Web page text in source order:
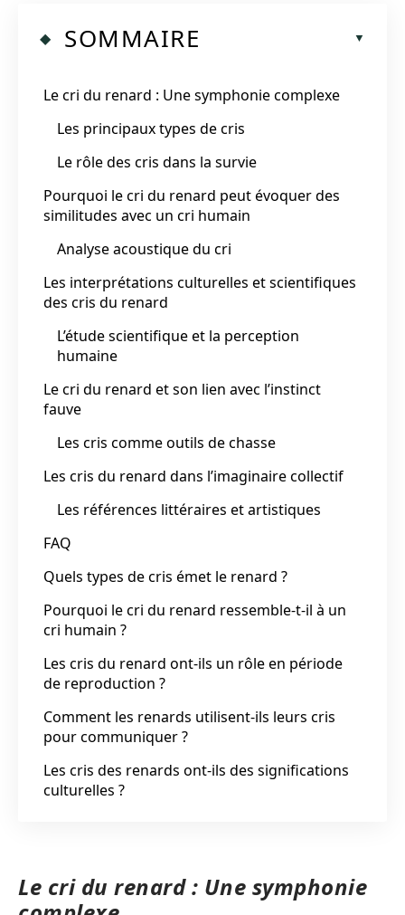
SOMMAIRE
Le cri du renard : Une symphonie complexe
Les principaux types de cris
Le rôle des cris dans la survie
Pourquoi le cri du renard peut évoquer des
similitudes avec un cri humain
Analyse acoustique du cri
Les interprétations culturelles et scientifiques
des cris du renard
L’étude scientifique et la perception
humaine
Le cri du renard et son lien avec l’instinct
fauve
Les cris comme outils de chasse
Les cris du renard dans l’imaginaire collectif
Les références littéraires et artistiques
FAQ
Quels types de cris émet le renard ?
Pourquoi le cri du renard ressemble-t-il à un
cri humain ?
Les cris du renard ont-ils un rôle en période
de reproduction ?
Comment les renards utilisent-ils leurs cris
pour communiquer ?
Les cris des renards ont-ils des significations
culturelles ?
Le cri du renard : Une symphonie